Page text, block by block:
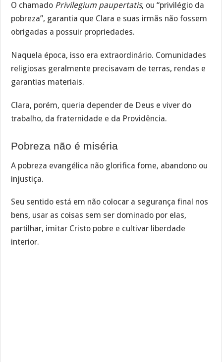
O chamado Privilegium paupertatis, ou “privilégio da
pobreza”, garantia que Clara e suas irmãs não fossem
obrigadas a possuir propriedades.
Naquela época, isso era extraordinário. Comunidades
religiosas geralmente precisavam de terras, rendas e
garantias materiais.
Clara, porém, queria depender de Deus e viver do
trabalho, da fraternidade e da Providência.
Pobreza não é miséria
A pobreza evangélica não glorifica fome, abandono ou
injustiça.
Seu sentido está em não colocar a segurança final nos
bens, usar as coisas sem ser dominado por elas,
partilhar, imitar Cristo pobre e cultivar liberdade
interior.